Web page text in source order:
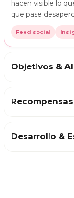
hacen visible lo
que pase
Feed social
Objetivos &
Desarrollo &